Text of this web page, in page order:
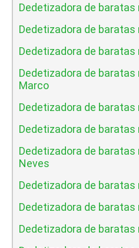
Dedetizadora de baratas
Dedetizadora de baratas
Dedetizadora de baratas
Dedetizadora de baratas
Marco
Dedetizadora de baratas
Dedetizadora de baratas
Dedetizadora de baratas
Neves
Dedetizadora de baratas
Dedetizadora de baratas
Dedetizadora de baratas